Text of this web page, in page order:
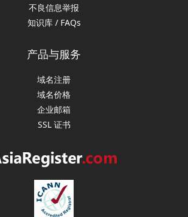
不良信息举报
知识库 / FAQs
产品与服务
域名注册
域名价格
企业邮箱
SSL 证书